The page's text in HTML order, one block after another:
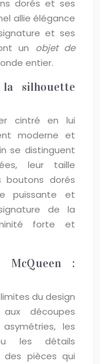
dorés et ses
allie élégance
et ses
un objet de
entier.
silhouette
cintré en lui
moderne et
se distinguent
leur taille
boutons dorés
puissante et
de la
forte et
McQueen :
du design
découpes
les
les détails
des pièces qui